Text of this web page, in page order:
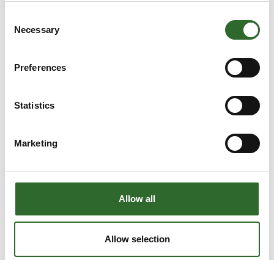
Selection
Necessary
Preferences
Statistics
Marketing
Allow all
Allow selection
Produktet er tilføjet af:
DACOS A/S er en moderne innovativ virksomhed med mere